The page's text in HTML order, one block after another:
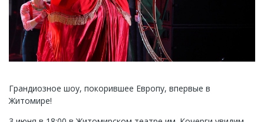
Грандиозное шоу, покорившее Европу, впервые в
Житомире!